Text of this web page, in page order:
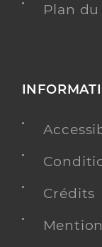
Plan
Crédits